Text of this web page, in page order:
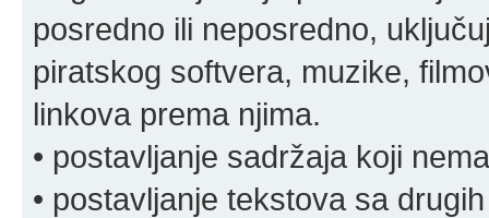
posredno ili neposredno,
piratskog softvera, muzike,
linkova prema njima.
• postavljanje sadržaja koji
• postavljanje tekstova sa